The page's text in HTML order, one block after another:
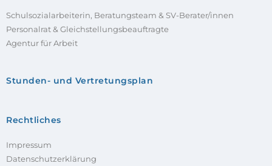
Schulsozialarbeiterin, Beratungsteam & SV-Berater/innen
Personalrat & Gleichstellungsbeauftragte
Agentur für Arbeit
Stunden- und Vertretungsplan
Rechtliches
Impressum
Datenschutzerklärung